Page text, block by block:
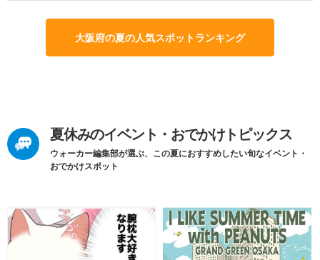
大阪府の夏の人気スポットランキング
夏休みのイベント・おでかけトピックス
ウォーカー編集部が選ぶ、この夏におすすめしたい旬なイベント・
おでかけスポット